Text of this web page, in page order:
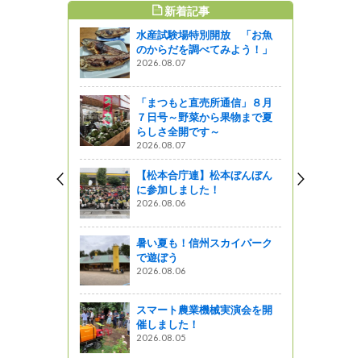
新着記事
水産試験場特別開放 「お魚
のからだを調べてみよう！」
2026.08.07
「まつもと直売所通信」８月
７日号～野菜から果物まで夏
らしさ全開です～
2026.08.07
【松本合庁連】松本ぼんぼん
に参加しました！
2026.08.06
暑い夏も！信州スカイパーク
で遊ぼう
2026.08.06
スマート農業機械実演会を開
催しました！
2026.08.05